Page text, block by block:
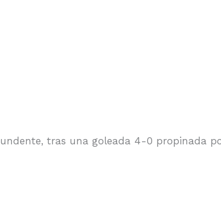
tras una goleada 4-0 propinada